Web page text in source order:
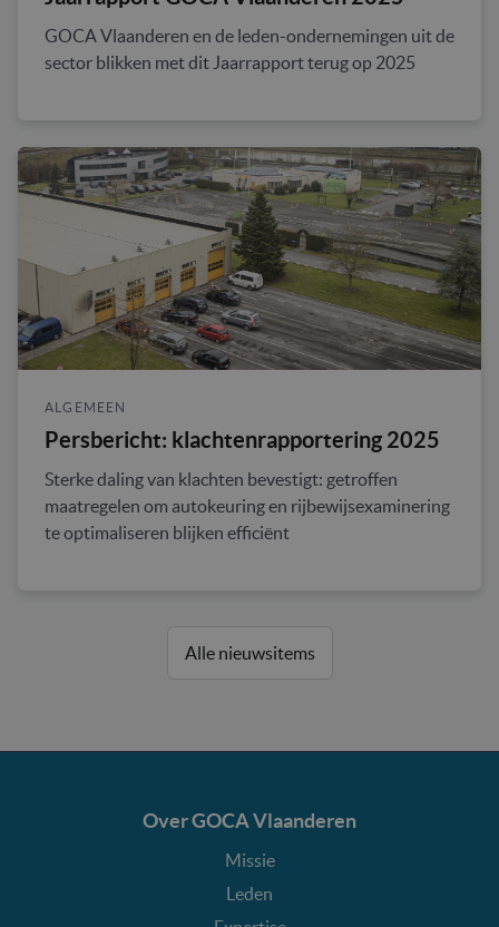
GOCA Vlaanderen en de leden-ondernemingen uit de
sector blikken met dit Jaarrapport terug op 2025
ALGEMEEN
Persbericht: klachtenrapportering 2025
Sterke daling van klachten bevestigt: getroffen
maatregelen om autokeuring en rijbewijsexaminering
te optimaliseren blijken efficiënt
Alle nieuwsitems
Over GOCA Vlaanderen
Missie
Leden